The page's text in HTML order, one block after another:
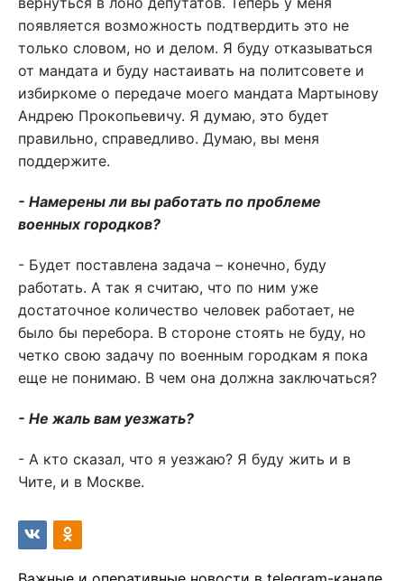
появляется возможность подтвердить это не
только словом, но и делом. Я буду отказываться
от мандата и буду настаивать на политсовете и
избиркоме о передаче моего мандата Мартынову
Андрею Прокопьевичу. Я думаю, это будет
правильно, справедливо. Думаю, вы меня
поддержите.
- Намерены ли вы работать по проблеме
военных городков?
- Будет поставлена задача – конечно, буду
работать. А так я считаю, что по ним уже
достаточное количество человек работает, не
было бы перебора. В стороне стоять не буду, но
четко свою задачу по военным городкам я пока
еще не понимаю. В чем она должна заключаться?
- Не жаль вам уезжать?
- А кто сказал, что я уезжаю? Я буду жить и в
Чите, и в Москве.